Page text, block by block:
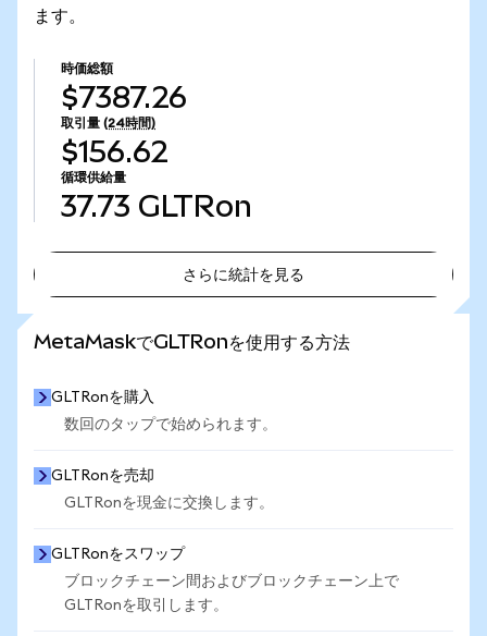
ます。
時価総額
$7387.26
取引量 (24時間)
$156.62
循環供給量
37.73 GLTRon
さらに統計を見る
MetaMaskでGLTRonを使用する方法
GLTRonを購入
数回のタップで始められます。
GLTRonを売却
GLTRonを現金に交換します。
GLTRonをスワップ
ブロックチェーン間およびブロックチェーン上で
GLTRonを取引します。